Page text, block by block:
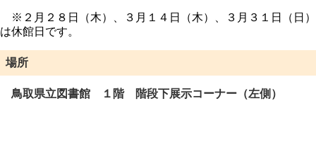
※２月２８日（木）、３月１４日（木）、３月３１日（日）
は休館日です。
場所
鳥取県立図書館 １階 階段下展示コーナー（左側）